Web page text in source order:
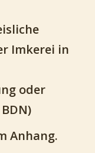
Imkerei in
oder
Anhang.